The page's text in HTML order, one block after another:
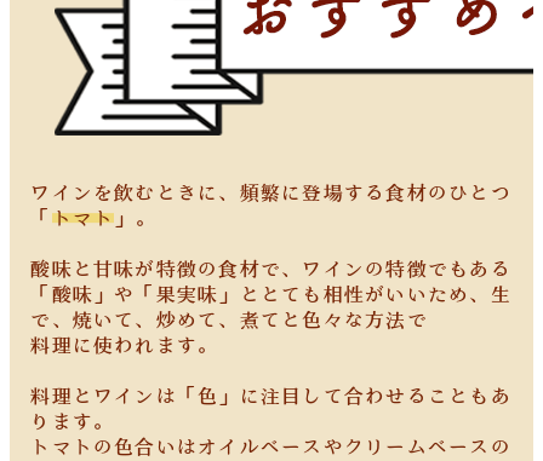
ワインを飲むときに、頻繁に登場する食材のひとつ
「 トマト 」。
酸味と甘味が特徴の食材で、ワインの特徴でもある
「酸味」や「果実味」ととても相性がいいため、生
で、焼いて、炒めて、煮てと色々な方法で
料理に使われます。
料理とワインは「色」に注目して合わせることもあ
ります。
トマトの色合いはオイルベースやクリームベースの